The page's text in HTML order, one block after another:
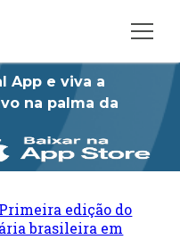
App e viva a
na palma da
Primeira edição do
brasileira em